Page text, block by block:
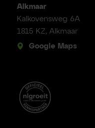
Alkmaar
Kalkovensweg 6A
1815 KZ, Alkmaar
Google Maps